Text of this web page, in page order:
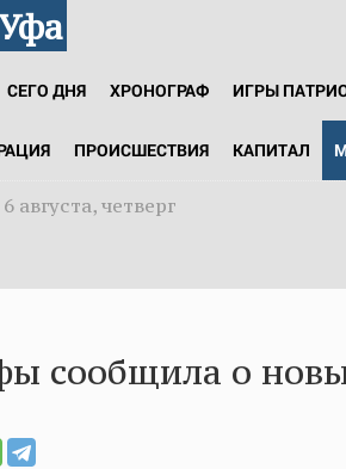
СЕГО ДНЯ ХРОНОГРАФ ИГРЫ
ПРОИСШЕСТВИЯ КАПИТАЛ
6 августа, четверг
сообщила о